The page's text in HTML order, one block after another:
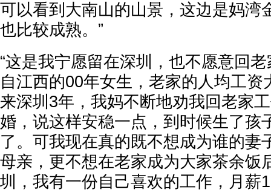
可以看到大南山的山景，这边是妈湾
也比较成熟。”
“这是我宁愿留在深圳，也不愿意回
自江西的00年女生，老家的人均工资
来深圳3年，我妈不断地劝我回老家
婚，说这样安稳一点，到时候生了孩
了。可我现在真的既不想成为谁的妻
母亲，更不想在老家成为大家茶余饭
圳，我有一份自己喜欢的工作，月薪